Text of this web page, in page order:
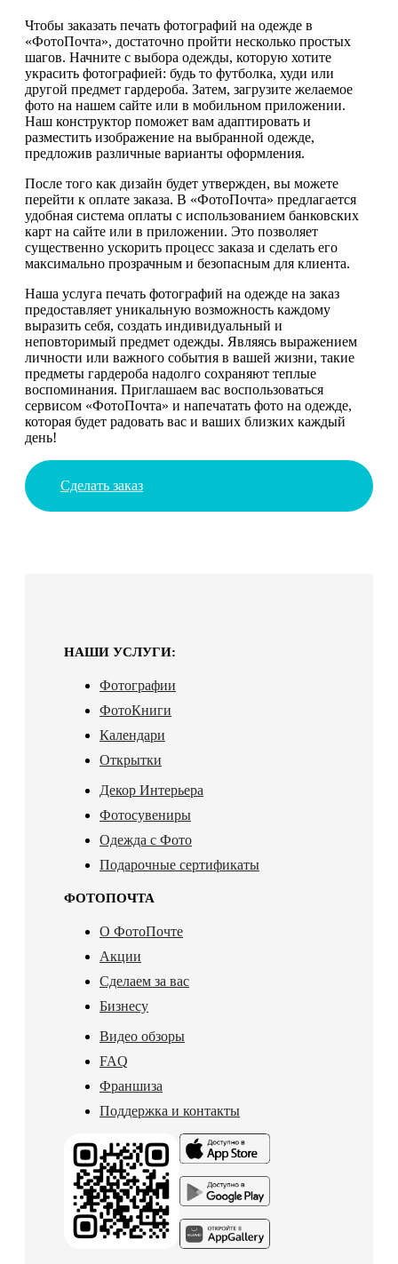
Чтобы заказать печать фотографий на одежде в
«ФотоПочта», достаточно пройти несколько простых
шагов. Начните с выбора одежды, которую хотите
украсить фотографией: будь то футболка, худи или
другой предмет гардероба. Затем, загрузите желаемое
фото на нашем сайте или в мобильном приложении.
Наш конструктор поможет вам адаптировать и
разместить изображение на выбранной одежде,
предложив различные варианты оформления.
После того как дизайн будет утвержден, вы можете
перейти к оплате заказа. В «ФотоПочта» предлагается
удобная система оплаты с использованием банковских
карт на сайте или в приложении. Это позволяет
существенно ускорить процесс заказа и сделать его
максимально прозрачным и безопасным для клиента.
Наша услуга печать фотографий на одежде на заказ
предоставляет уникальную возможность каждому
выразить себя, создать индивидуальный и
неповторимый предмет одежды. Являясь выражением
личности или важного события в вашей жизни, такие
предметы гардероба надолго сохраняют теплые
воспоминания. Приглашаем вас воспользоваться
сервисом «ФотоПочта» и напечатать фото на одежде,
которая будет радовать вас и ваших близких каждый
день!
Сделать заказ
НАШИ УСЛУГИ:
Фотографии
ФотоКниги
Календари
Открытки
Декор Интерьера
Фотосувениры
Одежда с Фото
Подарочные сертификаты
ФОТОПОЧТА
О ФотоПочте
Акции
Сделаем за вас
Бизнесу
Видео обзоры
FAQ
Франшиза
Поддержка и контакты